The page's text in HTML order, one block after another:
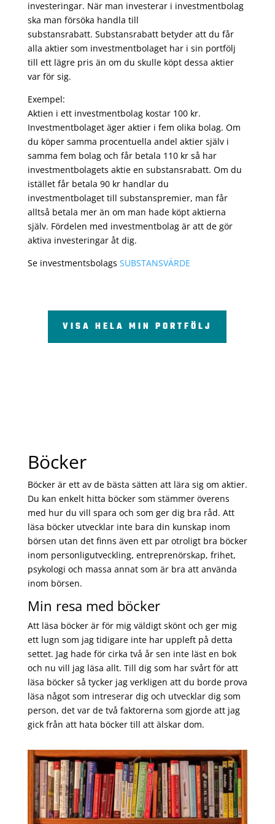
investeringar. När man investerar i investmentbolag
ska man försöka handla till
substansrabatt. Substansrabatt betyder att du får
alla aktier som investmentbolaget har i sin portfölj
till ett lägre pris än om du skulle köpt dessa aktier
var för sig.
Exempel:
Aktien i ett investmentbolag kostar 100 kr.
Investmentbolaget äger aktier i fem olika bolag. Om
du köper samma procentuella andel aktier själv i
samma fem bolag och får betala 110 kr så har
investmentbolagets aktie en substansrabatt. Om du
istället får betala 90 kr handlar du
investmentbolaget till substanspremier, man får
alltså betala mer än om man hade köpt aktierna
själv. Fördelen med investmentbolag är att de gör
aktiva investeringar åt dig.
Se investmentsbolags SUBSTANSVÄRDE
VISA HELA MIN PORTFÖLJ
Böcker
Böcker är ett av de bästa sätten att lära sig om aktier.
Du kan enkelt hitta böcker som stämmer överens
med hur du vill spara och som ger dig bra råd. Att
läsa böcker utvecklar inte bara din kunskap inom
börsen utan det finns även ett par otroligt bra böcker
inom personligutveckling, entreprenörskap, frihet,
psykologi och massa annat som är bra att använda
inom börsen.
Min resa med böcker
Att läsa böcker är för mig väldigt skönt och ger mig
ett lugn som jag tidigare inte har uppleft på detta
settet. Jag hade för cirka två år sen inte läst en bok
och nu vill jag läsa allt. Till dig som har svårt för att
läsa böcker så tycker jag verkligen att du borde prova
läsa något som intreserar dig och utvecklar dig som
person, det var de två faktorerna som gjorde att jag
gick från att hata böcker till att älskar dom.